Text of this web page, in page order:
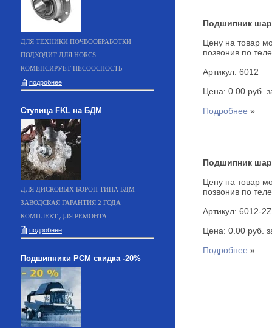
Подшипник
Цену на товар
позвонив по
Артикул: 6012
Цена: 0.00 руб.
Подробнее »
Подшипник
Цену на товар
позвонив по
Артикул: 6012-2Z
Цена: 0.00 руб.
Подробнее »
ДЛЯ ТЕХНИКИ ПОЧВООБРАБОТКИ
ПОДХОДИТ ДЛЯ HORCS
КОМЕНСИРУЕТ НЕСООСНОСТЬ
подробнее
Ступица FKL на БДМ
ДЛЯ ДИСКОВЫХ БОРОН ТИПА БДМ
ЗАВОДСКАЯ ГАРАНТИЯ 2 ГОДА
КОМПЛЕКТ ДЛЯ РЕМОНТА
подробнее
Подшипники РСМ скидка -20%